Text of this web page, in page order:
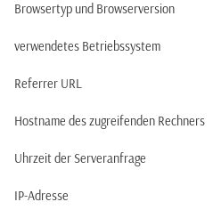
Browsertyp und Browserversion
verwendetes Betriebssystem
Referrer URL
Hostname des zugreifenden Rechners
Uhrzeit der Serveranfrage
IP-Adresse